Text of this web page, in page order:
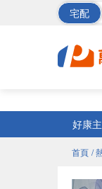
宅配
好康
首頁 /